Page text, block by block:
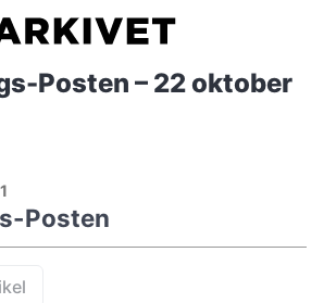
Posten – 22 oktober
Posten